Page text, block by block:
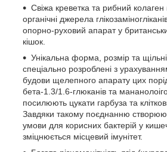
Свіжа креветка та рибний колаген
органічні джерела
опорно-руховий апарат у
кішок.
Унікальна форма, розмір та
спеціально розроблені з
будови щелепного апарату цих
бета-1.3/1.6-глюканів та
посилюють цукати гарбуза та
Завдяки такому поєднанню
умови для корисних бактерій у
зміцнюється місцевий імунітет.